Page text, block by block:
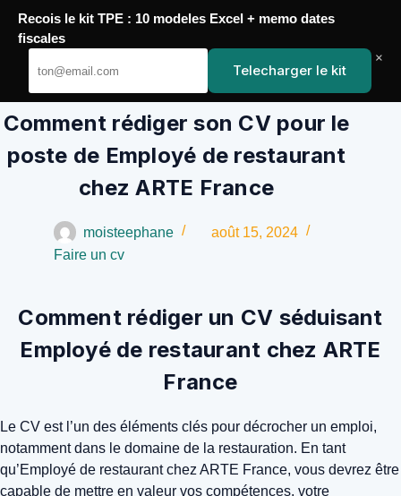
contenu
YoupiJobs
Comment rédiger son CV pour le
poste de Employé de restaurant
chez ARTE France
moisteephane
août 15, 2024
Faire un cv
Comment rédiger un CV séduisant
Employé de restaurant chez ARTE
France
Le CV est l’un des éléments clés pour décrocher un emploi,
notamment dans le domaine de la restauration. En tant
qu’Employé de restaurant chez ARTE France, vous devrez être
capable de mettre en valeur vos compétences, votre
Recois le kit TPE : 10 modeles Excel + memo dates
fiscales
Telecharger le kit
×